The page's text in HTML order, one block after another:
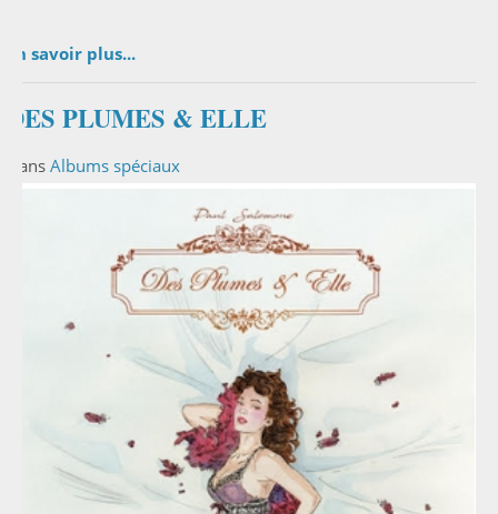
En savoir plus...
DES PLUMES & ELLE
Dans Albums spéciaux